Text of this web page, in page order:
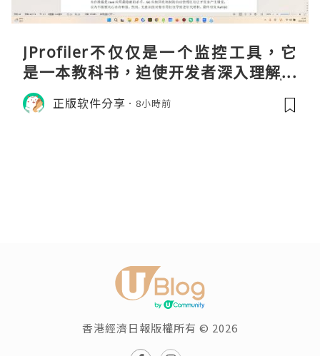
JProfiler不仅仅是一个监控工具，它
是一本教科书，迫使开发者深入理解JV
M的内存模型、垃圾回收机制和并发原
理。通过直观的可视化数据，它将抽象
正版软件分享 8小時前
香港經濟日報版權所有 © 2026